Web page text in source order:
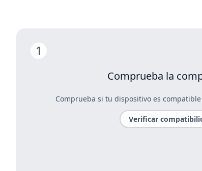
Comprueba la
Comprueba si tu dispositivo es
Verificar